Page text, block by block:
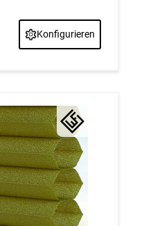
Konfigurieren